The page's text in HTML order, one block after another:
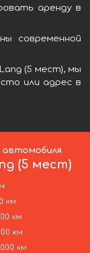
аренду в
современной
(5 мест), мы
или адрес в
(5 мест)
км
км
км
км